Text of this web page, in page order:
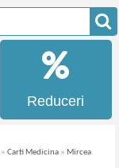
Reduceri
»Carti Medicina » Mircea